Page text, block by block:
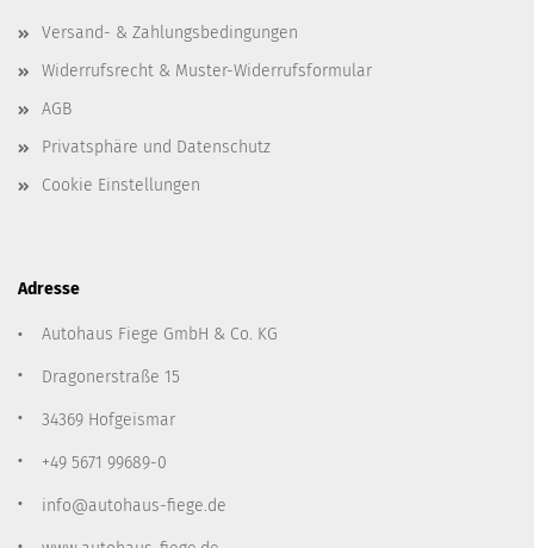
Versand- & Zahlungsbedingungen
Widerrufsrecht & Muster-Widerrufsformular
AGB
Privatsphäre und Datenschutz
Cookie Einstellungen
Adresse
Autohaus Fiege GmbH & Co. KG
Dragonerstraße 15
34369 Hofgeismar
+49 5671 99689-0
info@autohaus-fiege.de